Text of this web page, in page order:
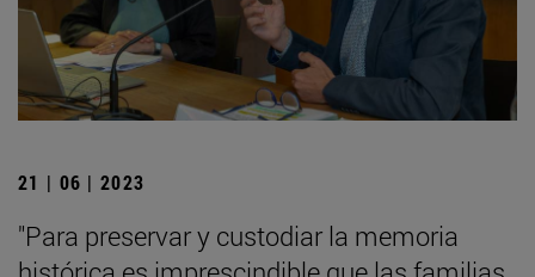
21 | 06 | 2023
"Para preservar y custodiar la memoria